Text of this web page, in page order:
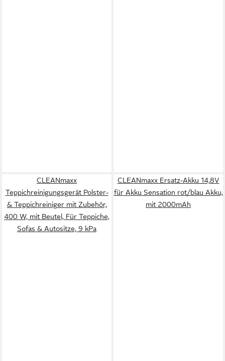
CLEANmaxx
Teppichreinigungsgerät Polster-
& Teppichreiniger mit Zubehör,
400 W, mit Beutel, Für Teppiche,
Sofas & Autositze, 9 kPa
CLEANmaxx Ersatz-Akku 14,8V
für Akku Sensation rot/blau Akku,
mit 2000mAh